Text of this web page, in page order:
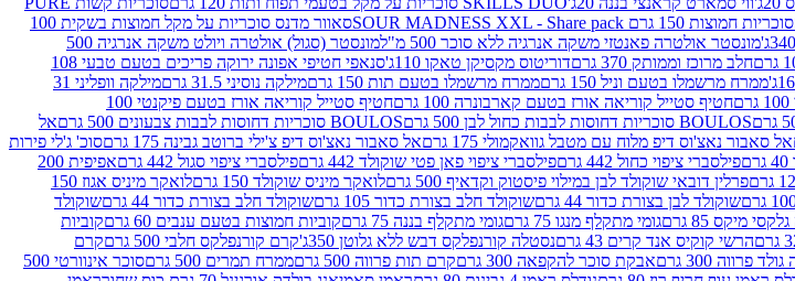
סוכריות חמוצות 150 גרם SOUR MADNESS XXL - Share pack
סאוור מדנס סוכריות על מקל חמוצות בשקית 100
מונסטר אולטרה פאנטזי משקה אנרגיה ללא סוכר 500 מ"ל
מונסטר (סגול) אולטרה ויולט משקה אנרגיה 500
חלב מרוכז וממותק 370 גרם דוריטוס מקסיקן טאקו 110ג'
סנאפי חטיפי אפונה ירוקה פריכים בטעם טבעי 108
ממרח מרשמלו בטעם וניל 150 גרם ממרח מרשמלו בטעם תות 150 גרם מילקה נוסיני 31.5 גרם
מילקה וופליני 31
חטיף סטייל קוריאה אורז בטעם קארבונרה 100 גרם
חטיף סטייל קוריאה אורז בטעם פיקנטי 100
BOULOS סוכריות דחוסות לבבות כחול לבן 500 גרם BOULOS סוכריות דחוסות לבבות צבעונים 500 גרם
אל
אל סאבור נאצ'וס דיפ מלוח עם מטבל גוואקמולי 175 גרם אל סאבור נאצ'וס דיפ צ'ילי ברוטב גבינה 175 גרם
סוכ' ג'לי פירות
פילסברי ציפוי כחול 442 גרם פילסברי ציפוי פאן פטי שוקולד 442 גרם פילסברי ציפוי סגול 442 גרם
אפיפית 200
פרלין דובאי שוקולד לבן במילוי פיסטוק וקדאיף 500 גרם לואקר מיניס שוקולד 150 גרם
לואקר מיניס אגוז 150
שוקולד לבן בצורת כדור 44 גרם שוקולד חלב בצורת כדור 105 גרם שוקולד חלב בצורת כדור 44 גרם
שוקולד
מיקס 85 גרם גומי מתקלף מנגו 75 גרם גומי מתקלף בננה 75 גרם קוביות חמוצות בטעם ענבים 60 גרם
קוביות
הרשי קוקיס אנד קרים 43 גרם נסטלה קורנפלקס דבש ללא גלוטן 350ג' קרם קורנפלקס חלבי 500 גרם
קרם
פרווה 300 גרם אבקת סוכר להקפאה 300 גרם קרם תות פרווה 500 גרם ממרח תמרים 500 גרם
סוכר אינוורטי 500